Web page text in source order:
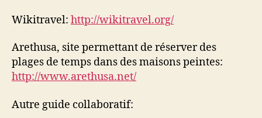
Wikitravel: http://wikitravel.org/
Arethusa, site permettant de réserver des
plages de temps dans des maisons peintes:
http://www.arethusa.net/
Autre guide collaboratif: